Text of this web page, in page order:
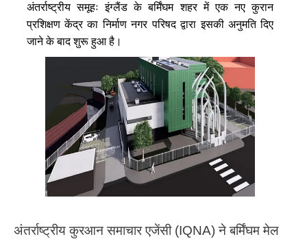
अंतर्राष्ट्रीय समूहः इंग्लैंड के बर्मिंघम शहर में एक नए कुरान
प्रशिक्षण केंद्र का निर्माण नगर परिषद द्वारा इसकी अनुमति दिए
जाने के बाद शुरू हुआ है।
अंतर्राष्ट्रीय कुरआन समाचार एजेंसी (IQNA) ने बर्मिंघम मेल